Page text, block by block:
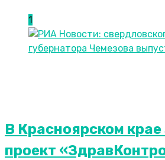
1
В Красноярском крае
проект